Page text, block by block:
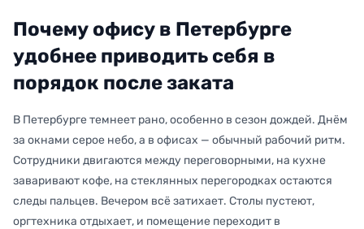
Почему офису в Петербурге
удобнее приводить себя в
порядок после заката
В Петербурге темнеет рано, особенно в сезон дождей. Днём
за окнами серое небо, а в офисах — обычный рабочий ритм.
Сотрудники двигаются между переговорными, на кухне
заваривают кофе, на стеклянных перегородках остаются
следы пальцев. Вечером всё затихает. Столы пустеют,
оргтехника отдыхает, и помещение переходит в